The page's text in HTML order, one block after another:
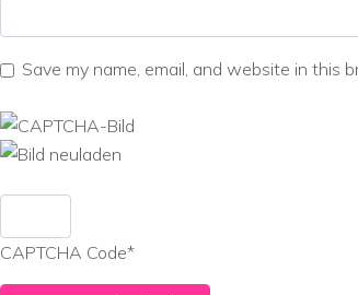
Save my name, email, and website in this
CAPTCHA Code*